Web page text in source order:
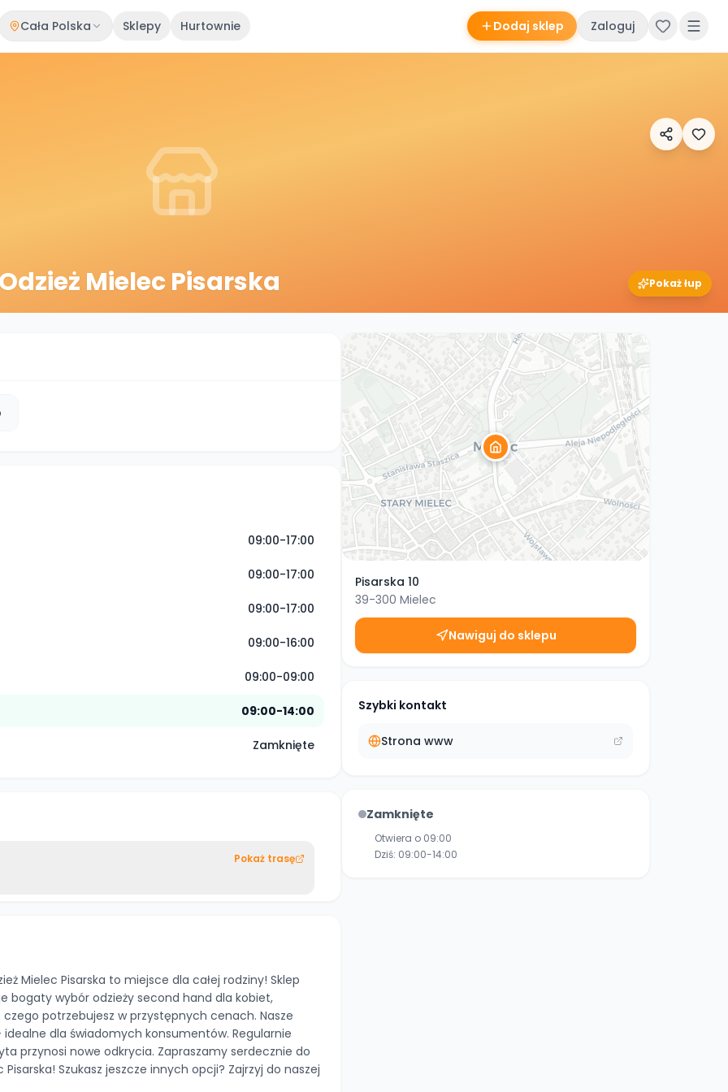
Cała Polska Sklepy Hurtownie Dodaj sklep Zaloguj
Mielec Pisarska Pokaż łup
09:00-17:00
09:00-17:00
09:00-17:00
09:00-16:00
09:00-09:00
09:00-14:00
Zamknięte
Pokaż trasę
Mielec Pisarska to miejsce dla całej rodziny! Sklep
bogaty wybór odzieży second hand dla kobiet,
potrzebujesz w przystępnych cenach. Nasze
dla świadomych konsumentów. Regularnie
przynosi nowe odkrycia. Zapraszamy serdecznie do
Szukasz jeszcze innych opcji? Zajrzyj do naszej
Pisarska 10
39-300 Mielec
Nawiguj do sklepu
Szybki kontakt
Strona www
Zamknięte
Otwiera o 09:00
Dziś: 09:00-14:00